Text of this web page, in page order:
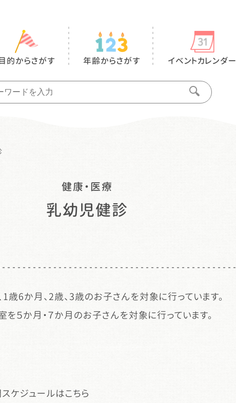
的からさがす 年齢からさがす イベントカレンダー
健康・医療
乳幼児健診
歳6か月、2歳、3歳のお子さんを対象に行っています。
を５か月・７か月のお子さんを対象に行っています。
ケジュールはこちら